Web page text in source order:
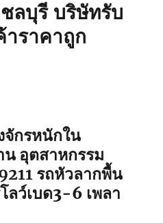
ลบุรี บริษัทรับ
าราคาถูก
จักรหนักใน
น อุตสาหกรรม
รถหัวลากพื้น
ลว์เบด3-6 เพลา